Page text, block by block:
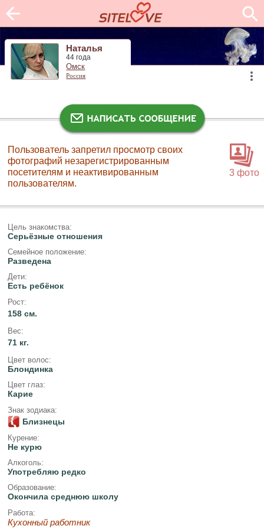
Наталья
44 года
Омск
Россия
3 фото
Пользователь запретил просмотр своих
фотографий незарегистрированным
посетителям и неактивированным
пользователям.
Цель знакомства:
Серьёзные отношения
Семейное положение:
Разведена
Дети:
Есть ребёнок
Рост:
158 см.
Вес:
71 кг.
Цвет волос:
Блондинка
Цвет глаз:
Карие
Знак зодиака:
Близнецы
Курение:
Не курю
Алкоголь:
Употребляю редко
Образование:
Окончила среднюю школу
Работа:
Кухонный работник